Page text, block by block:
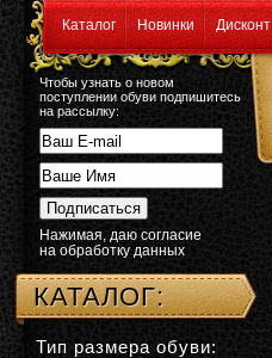
Каталог Новинки Дисконт
Чтобы узнать о новом
поступлении обуви подпишитесь
на рассылку:
Нажимая, даю согласие
на обработку данных
КАТАЛОГ:
Тип размера обуви: